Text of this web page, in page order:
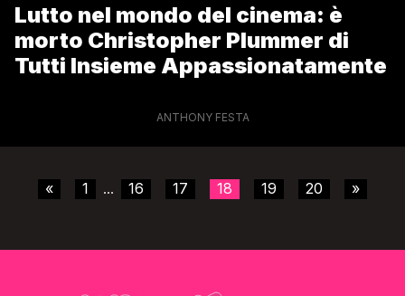
Lutto nel mondo del cinema: è
morto Christopher Plummer di
Tutti Insieme Appassionatamente
ANTHONY FESTA
« 1 ... 16 17 18 19 20 »